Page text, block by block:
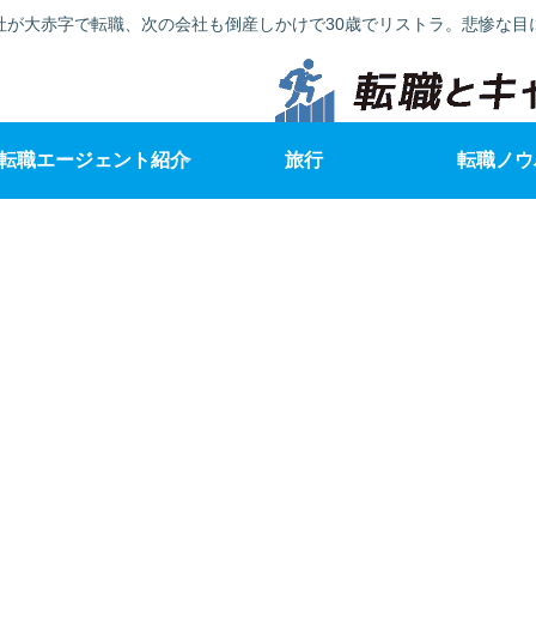
が大赤字で転職、次の会社も倒産しかけで30歳でリストラ。悲惨な
職エージェント紹介 旅行 転職ノ